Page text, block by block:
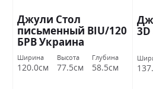
Джули Стол
письменный BIU/120
БРВ Украина
Ширина
120.0см
Высота
77.5см
Глубина
58.5см